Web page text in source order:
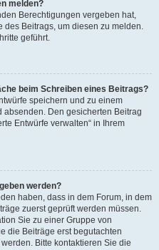
melden?
Berechtigungen vergeben hat,
Beitrags, um diesen zu melden.
geführt.
beim Schreiben eines Beitrags?
speichern und zu einem
Den gesicherten Beitrag
Entwürfe verwalten“ in Ihrem
werden?
haben, dass in dem Forum, in dem
zuerst geprüft werden müssen.
Sie zu einer Gruppe von
die Beiträge erst begutachten
Bitte kontaktieren Sie die